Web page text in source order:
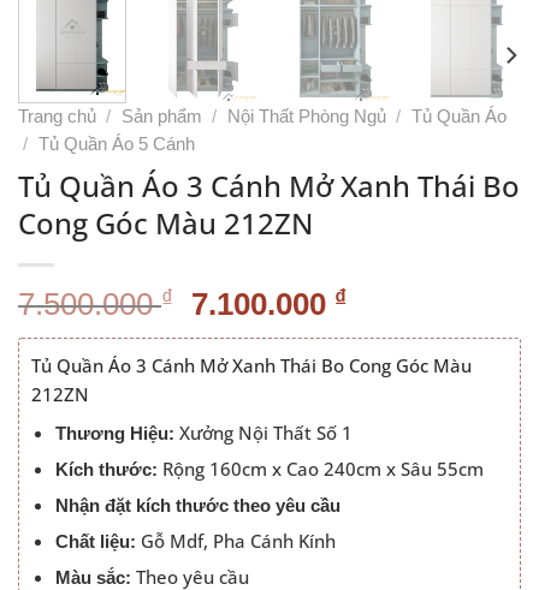
Trang chủ / Sản phẩm / Nội Thất Phòng Ngủ / Tủ Quần Áo
/ Tủ Quần Áo 5 Cánh
Tủ Quần Áo 3 Cánh Mở Xanh Thái Bo
Cong Góc Màu 212ZN
7.500.000₫ Giá
gốc
là:
7.100.000 ₫Giá
hiện
tại
7.100.000 ₫.
Tủ Quần Áo 3 Cánh Mở Xanh Thái Bo Cong Góc Màu
212ZN
Thương Hiệu: Xưởng Nội Thất Số 1
Kích thước: Rộng 160cm x Cao 240cm x Sâu 55cm
Nhận đặt kích thước theo yêu cầu
Chất liệu: Gỗ Mdf, Pha Cánh Kính
Màu sắc: Theo yêu cầu